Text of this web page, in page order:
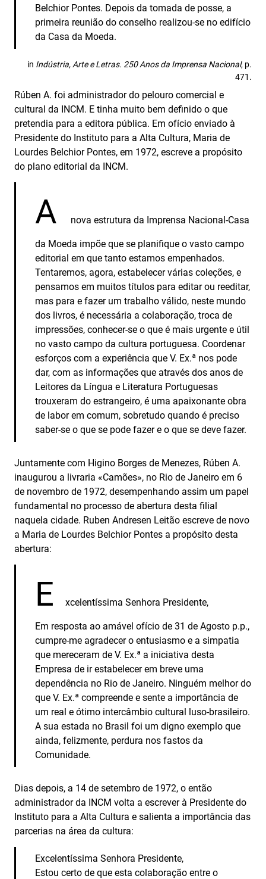
Belchior Pontes. Depois da tomada de posse, a
primeira reunião do conselho realizou-se no edifício
da Casa da Moeda.
in Indústria, Arte e Letras. 250 Anos da Imprensa Nacional, p.
471.
Rúben A. foi administrador do pelouro comercial e
cultural da INCM. E tinha muito bem definido o que
pretendia para a editora pública. Em ofício enviado à
Presidente do Instituto para a Alta Cultura, Maria de
Lourdes Belchior Pontes, em 1972, escreve a propósito
do plano editorial da INCM.
A nova estrutura da Imprensa Nacional-Casa
da Moeda impõe que se planifique o vasto campo
editorial em que tanto estamos empenhados.
Tentaremos, agora, estabelecer várias coleções, e
pensamos em muitos títulos para editar ou reeditar,
mas para e fazer um trabalho válido, neste mundo
dos livros, é necessária a colaboração, troca de
impressões, conhecer-se o que é mais urgente e útil
no vasto campo da cultura portuguesa. Coordenar
esforços com a experiência que V. Ex.ª nos pode
dar, com as informações que através dos anos de
Leitores da Língua e Literatura Portuguesas
trouxeram do estrangeiro, é uma apaixonante obra
de labor em comum, sobretudo quando é preciso
saber-se o que se pode fazer e o que se deve fazer.
Juntamente com Higino Borges de Menezes, Rúben A.
inaugurou a livraria «Camões», no Rio de Janeiro em 6
de novembro de 1972, desempenhando assim um papel
fundamental no processo de abertura desta filial
naquela cidade. Ruben Andresen Leitão escreve de novo
a Maria de Lourdes Belchior Pontes a propósito desta
abertura:
E xcelentíssima Senhora Presidente,
Em resposta ao amável ofício de 31 de Agosto p.p.,
cumpre-me agradecer o entusiasmo e a simpatia
que mereceram de V. Ex.ª a iniciativa desta
Empresa de ir estabelecer em breve uma
dependência no Rio de Janeiro. Ninguém melhor do
que V. Ex.ª compreende e sente a importância de
um real e ótimo intercâmbio cultural luso‑brasileiro.
A sua estada no Brasil foi um digno exemplo que
ainda, felizmente, perdura nos fastos da
Comunidade.
Dias depois, a 14 de setembro de 1972, o então
administrador da INCM volta a escrever à Presidente do
Instituto para a Alta Cultura e salienta a importância das
parcerias na área da cultura:
Excelentíssima Senhora Presidente,
Estou certo de que esta colaboração entre o